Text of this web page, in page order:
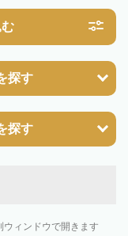
探す
探す
ィンドウで開きます